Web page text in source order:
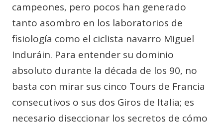
campeones, pero pocos han generado
tanto asombro en los laboratorios de
fisiología como el ciclista navarro Miguel
Induráin. Para entender su dominio
absoluto durante la década de los 90, no
basta con mirar sus cinco Tours de Francia
consecutivos o sus dos Giros de Italia; es
necesario diseccionar los secretos de cómo